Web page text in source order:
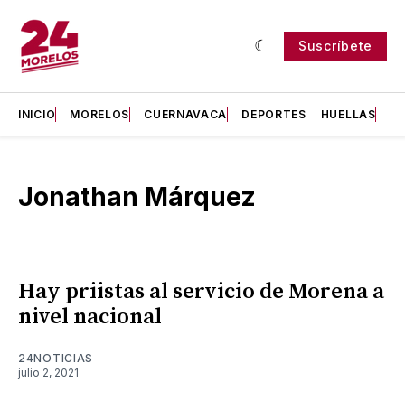
Suscríbete
INICIO MORELOS CUERNAVACA DEPORTES HUELLAS
Jonathan Márquez
Hay priistas al servicio de Morena a
nivel nacional
24NOTICIAS
julio 2, 2021